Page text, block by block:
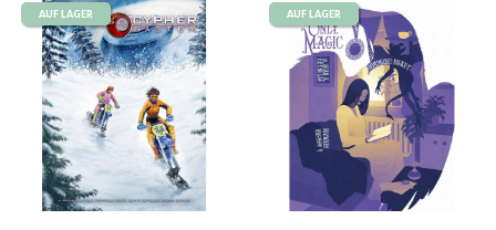
AUF LAGER AUF LAGER